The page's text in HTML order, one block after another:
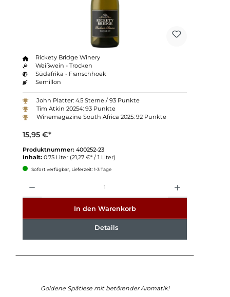
Rickety Bridge Winery
Weißwein - Trocken
Südafrika - Franschhoek
Semillon
John Platter: 4.5 Sterne / 93 Punkte
Tim Atkin 20254: 93 Punkte
Winemagazine South Africa 2025: 92 Punkte
15,95 €*
Produktnummer: 400252-23
Inhalt: 0.75 Liter (21,27 €* / 1 Liter)
Sofort verfügbar, Lieferzeit: 1-3 Tage
In den Warenkorb
Details
Goldene Spätlese mit betörender Aromatik!